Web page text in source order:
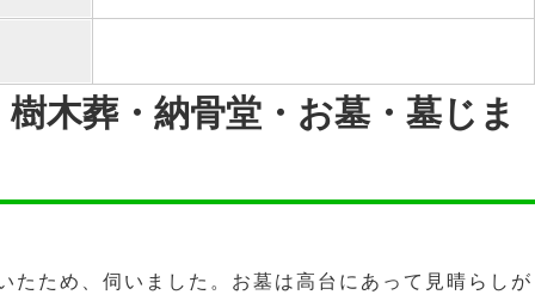
木葬・納骨堂・お墓・墓じま
たため、伺いました。お墓は高台にあって見晴らしが